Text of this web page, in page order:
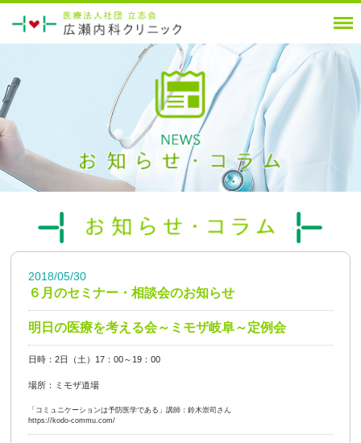
2018/05/30
６月のセミナー・相談会のお知らせ
明日の医療を考える会～ミモザ岐阜～定例会
日時：2日（土）17：00～19：00
場所：ミモザ道場
「コミュニケーションは予防医学である」講師：鈴木崇司さん
https://kodo-commu.com/